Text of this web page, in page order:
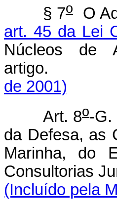
§ 7o
O
art. 45 da Lei
Núcleos de
de 2001)
Art. 8o-G.
da Defesa, as
Marinha, do
(Incluído pela